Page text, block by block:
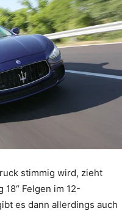
stimmig wird, zieht
Felgen im 12-
es dann allerdings auch